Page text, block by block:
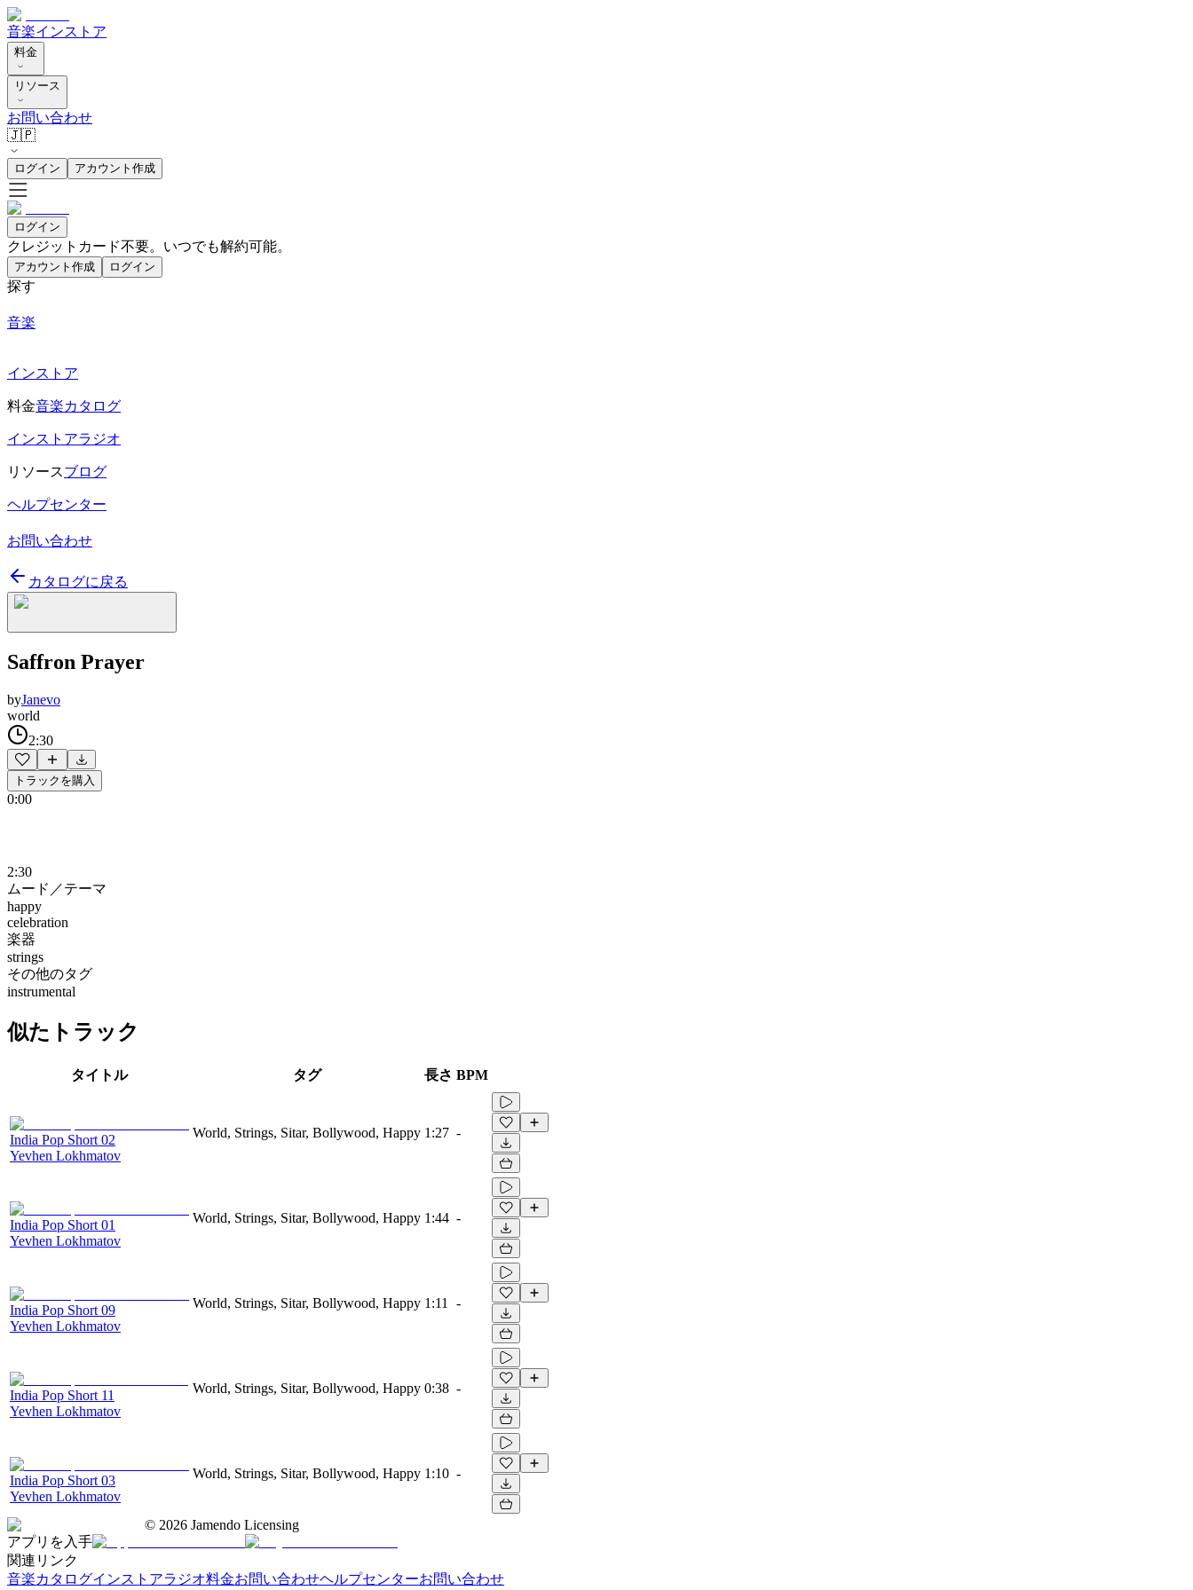
音楽インストア
料金
リソース
お問い合わせ
🇯🇵
ログイン アカウント作成
ログイン
クレジットカード不要。いつでも解約可能。
アカウント作成 ログイン
探す
音楽
インストア
料金音楽カタログ
インストアラジオ
リソースブログ
ヘルプセンター
お問い合わせ
カタログに戻る
Saffron Prayer
byJanevo
world
2:30
トラックを購入
0:00
2:30
ムード／テーマ
happy
celebration
楽器
strings
その他のタグ
instrumental
似たトラック
タイトル タグ 長さ BPM
India Pop Short 02
Yevhen Lokhmatov
World, Strings, Sitar, Bollywood, Happy 1:27 -
India Pop Short 01
Yevhen Lokhmatov
World, Strings, Sitar, Bollywood, Happy 1:44 -
India Pop Short 09
Yevhen Lokhmatov
World, Strings, Sitar, Bollywood, Happy 1:11 -
India Pop Short 11
Yevhen Lokhmatov
World, Strings, Sitar, Bollywood, Happy 0:38 -
India Pop Short 03
Yevhen Lokhmatov
World, Strings, Sitar, Bollywood, Happy 1:10 -
© 2026 Jamendo Licensing
アプリを入手
関連リンク
音楽カタログインストアラジオ料金お問い合わせヘルプセンターお問い合わせ